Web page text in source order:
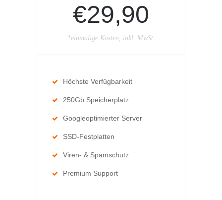
€29,90
*einmalige Kosten, inkl. MwSt.
Höchste Verfügbarkeit
250Gb Speicherplatz
Googleoptimierter Server
SSD-Festplatten
Viren- & Spamschutz
Premium Support